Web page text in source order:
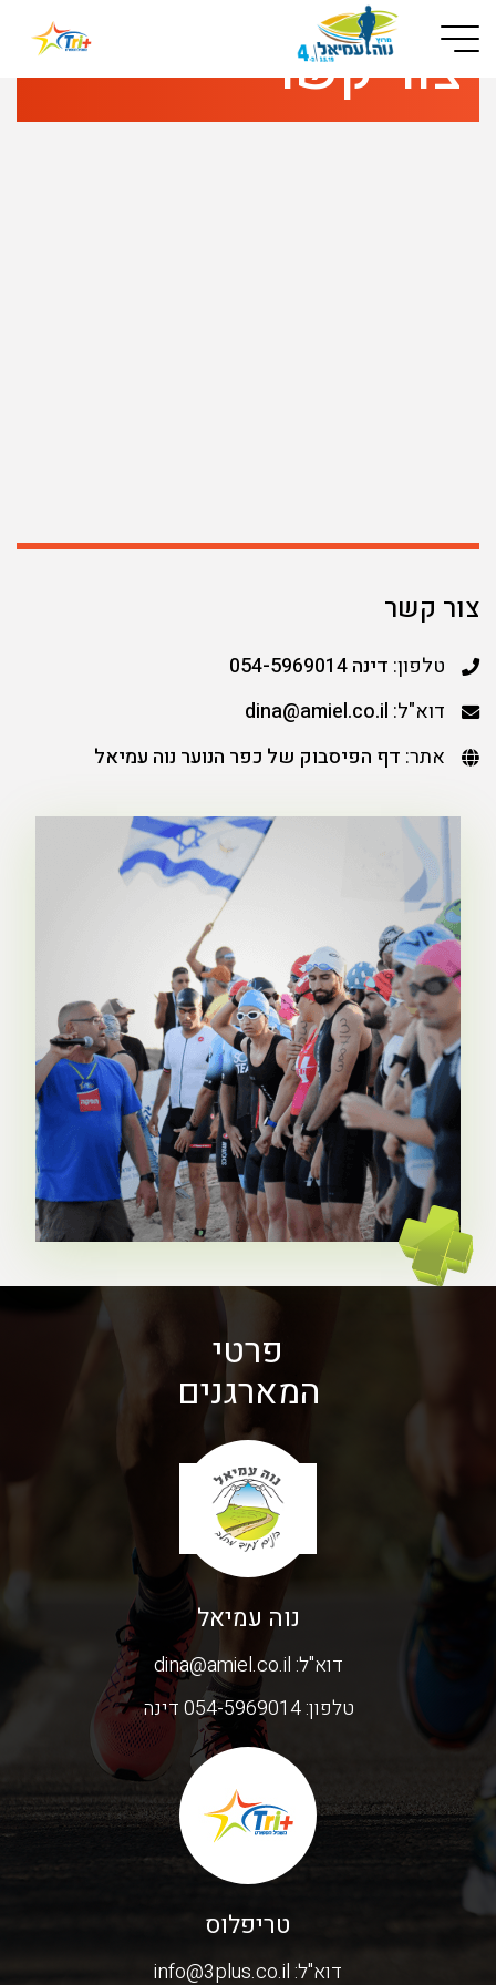
Button used only for devices with a small screen
צור קשר
צור קשר
טלפון: דינה 054-5969014
דוא"ל: dina@amiel.co.il
אתר: דף הפיסבוק של כפר הנוער נוה עמיאל
פרטי
המארגנים
נוה עמיאל
דוא"ל: dina@amiel.co.il
טלפון:054-5969014 דינה
טריפלוס
דוא"ל:info@3plus.co.il